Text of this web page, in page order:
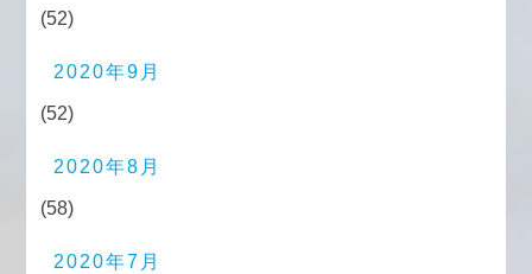
(52)
2020年9月
(52)
2020年8月
(58)
2020年7月